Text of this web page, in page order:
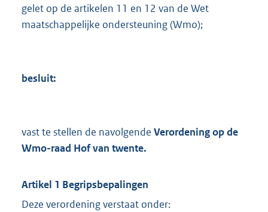
gelet op de artikelen 11 en 12 van de Wet
maatschappelijke ondersteuning (Wmo);
besluit:
vast te stellen de navolgende Verordening op de
Wmo-raad Hof van twente.
Artikel 1 Begripsbepalingen
Deze verordening verstaat onder: